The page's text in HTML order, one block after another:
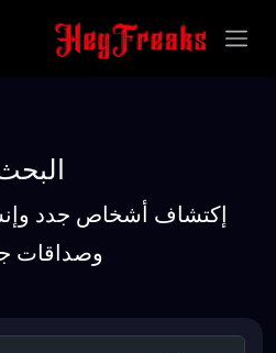
إكتشاف أشخاص جدد
وصداقات